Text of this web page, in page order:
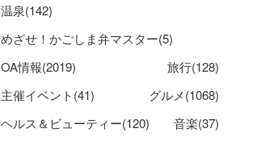
温泉(142)
めざせ！かごしま弁マスター(5)
OA情報(2019)
旅行(128)
主催イベント(41)
グルメ(1068)
ヘルス＆ビューティー(120)
音楽(37)